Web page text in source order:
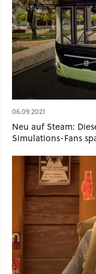
06.09.2021
Neu auf Steam:
Simulations-Fans